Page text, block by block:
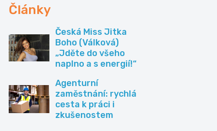
Články
Česká Miss Jitka
Boho (Válková)
„Jděte do všeho
naplno a s energií!“
Agenturní
zaměstnání: rychlá
cesta k práci i
zkušenostem